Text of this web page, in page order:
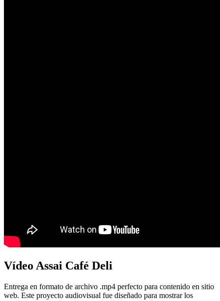
Vídeo Assai Café Deli
Entrega en formato de archivo .mp4 perfecto para contenido en sitio
web. Este proyecto audiovisual fue diseñado para mostrar los